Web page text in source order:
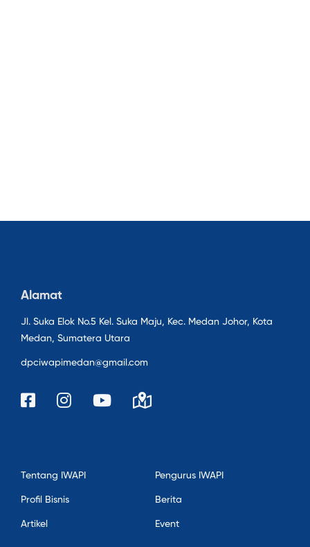
Alamat
Jl. Suka Elok No.5 Kel. Suka Maju, Kec. Medan Johor, Kota
Medan, Sumatera Utara
dpciwapimedan@gmail.com
Tentang IWAPI Pengurus IWAPI
Profil Bisnis Berita
Artikel Event